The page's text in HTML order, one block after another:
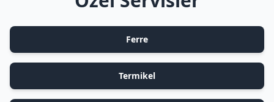
Ferre
Termikel